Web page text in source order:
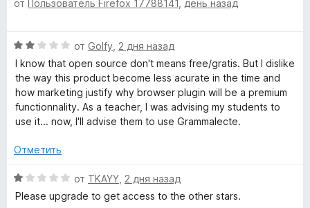
г
р
а
м
м
а
1
5
ц
е
н
о
н
а
1
з
от Пользователь Firefox 17788141 день назад
О
ц
е
н
е
н
н
2
и
от Golfy 2 дня назад
I know that open source don't means free/gratis. But I dislike
the way this product become less acurate in the time and
how marketing justify why browser plugin will be a premium
functionnality. As a teacher, I was advising my students to
use it... now, I'll advise them to use Grammalecte.
Отметить
О
ц
от TKAYY 2 дня назад
Please upgrade to get access to the other stars.